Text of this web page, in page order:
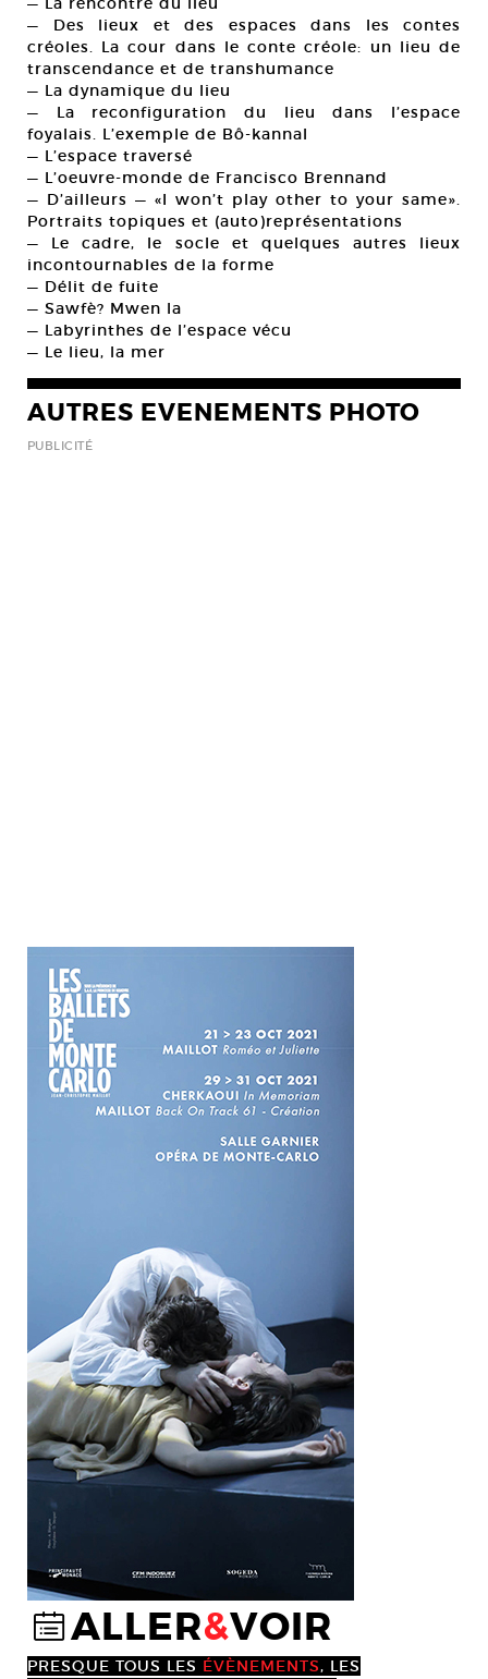
— Des lieux et des espaces dans les contes
créoles. La cour dans le conte créole: un lieu de
transcendance et de transhumance
— La dynamique du lieu
— La reconfiguration du lieu dans l’espace
foyalais. L’exemple de Bô-kannal
— L’espace traversé
— L’oeuvre-monde de Francisco Brennand
— D’ailleurs — «I won’t play other to your same».
Portraits topiques et (auto)représentations
— Le cadre, le socle et quelques autres lieux
incontournables de la forme
— Délit de fuite
— Sawfè? Mwen la
— Labyrinthes de l’espace vécu
— Le lieu, la mer
AUTRES EVENEMENTS PHOTO
PUBLICITÉ
@ALLER&VOIR
PRESQUE TOUS LES ÉVÈNEMENTS, LES